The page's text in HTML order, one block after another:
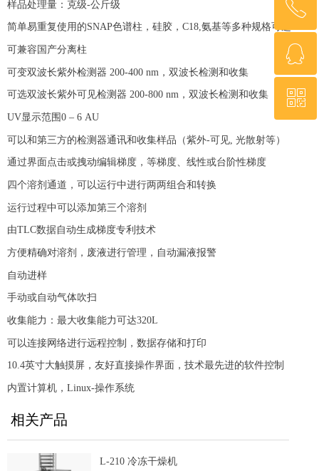
样品处理量：克级-公斤级
简单易重复使用的SNAP色谱柱，硅胶，C18,氨基等多种规格可选
可兼容国产分离柱
可变双波长紫外检测器 200-400 nm，双波长检测和收集
可选双波长紫外可见检测器 200-800 nm，双波长检测和收集
UV显示范围0 – 6 AU
可以和第三方的检测器通讯和收集样品（紫外-可见, 光散射等）
通过界面点击或拽动编辑梯度，等梯度、线性或台阶性梯度
四个溶剂通道，可以运行中进行两两组合和转换
运行过程中可以添加第三个溶剂
由TLC数据自动生成梯度专利技术
方便精确对溶剂，废液进行管理，自动漏液报警
自动进样
手动或自动气体吹扫
收集能力：最大收集能力可达320L
可以连接网络进行远程控制，数据存储和打印
10.4英寸大触摸屏，友好直接操作界面，技术最先进的软件控制
内置计算机， Linux-操作系统
相关产品
L-210 冷冻干燥机
回到顶部
ꂅ
0755-2372 0480
ꁗ
QQ客服
ꀥ